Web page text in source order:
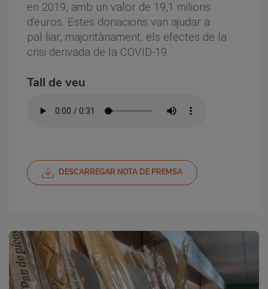
en 2019, amb un valor de 19,1 milions
d’euros. Estes donacions van ajudar a
pal·liar, majoritàriament, els efectes de la
crisi derivada de la COVID-19.
Tall de veu
DESCARREGAR NOTA DE PREMSA